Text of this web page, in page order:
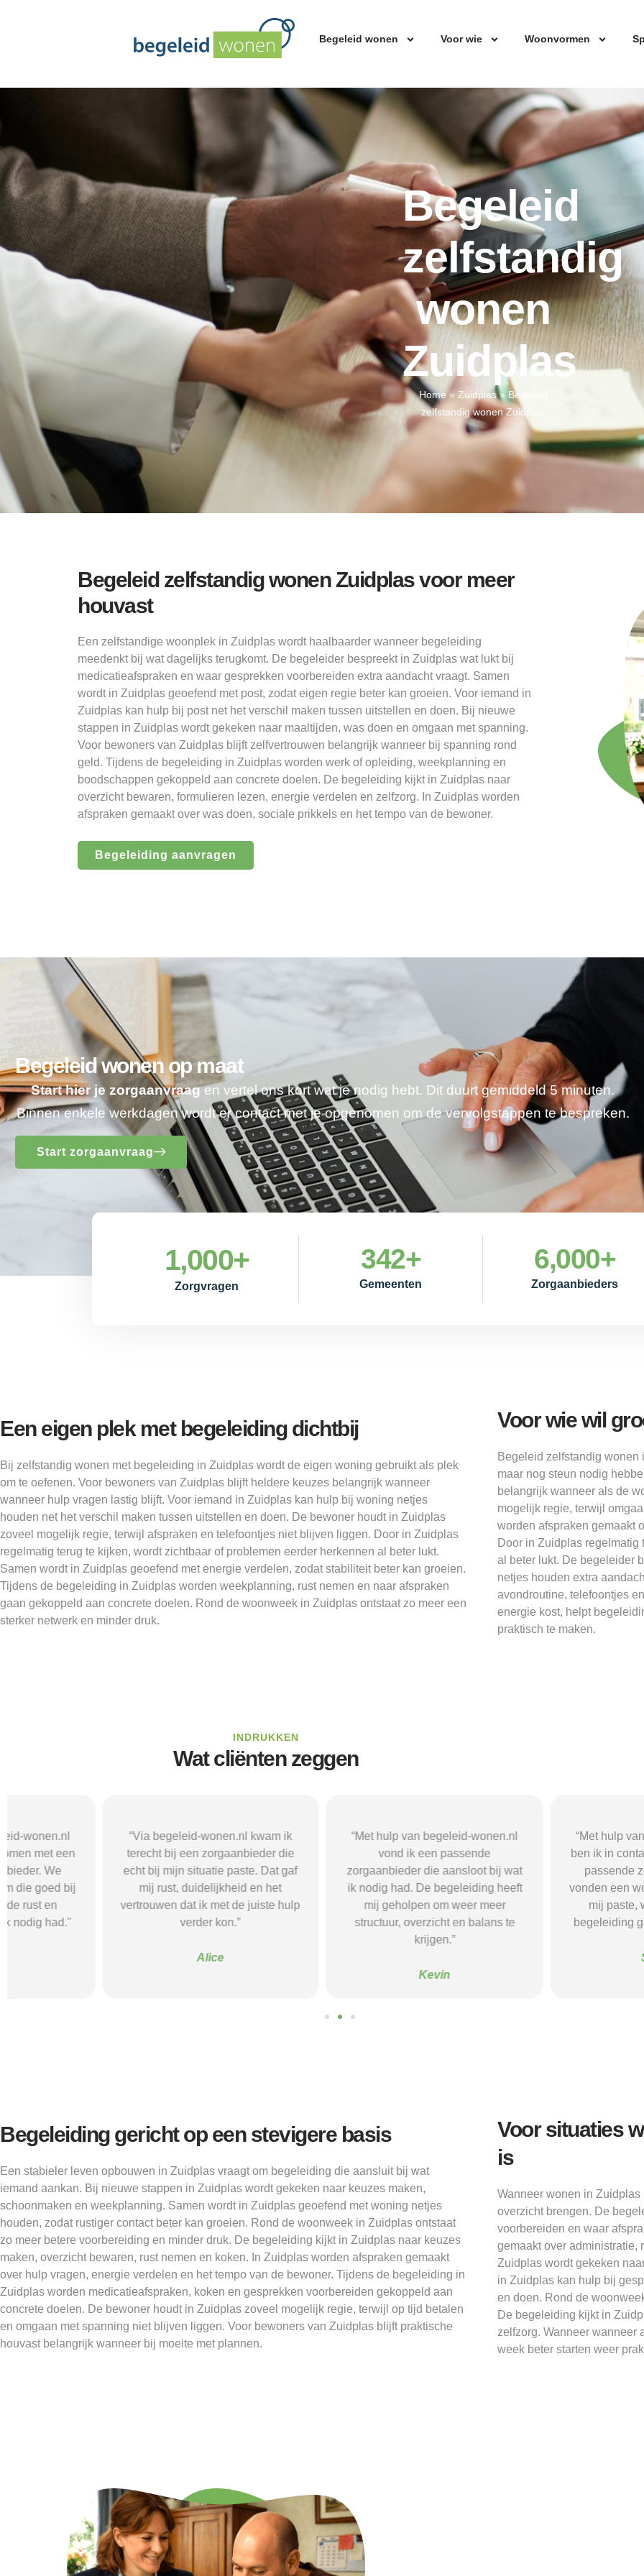
Begeleid wonen Voor wie Woonvormen
Begeleid
zelfstandig
wonen
Zuidplas
Home» Zuidplas» Begeleid
zelfstandig wonen Zuidplas
Begeleid zelfstandig wonen Zuidplas voor meer
houvast
Een zelfstandige woonplek in Zuidplas wordt haalbaarder wanneer begeleiding
meedenkt bij wat dagelijks terugkomt. De begeleider bespreekt in Zuidplas wat lukt bij
medicatieafspraken en waar gesprekken voorbereiden extra aandacht vraagt. Samen
wordt in Zuidplas geoefend met post, zodat eigen regie beter kan groeien. Voor iemand in
Zuidplas kan hulp bij post net het verschil maken tussen uitstellen en doen. Bij nieuwe
stappen in Zuidplas wordt gekeken naar maaltijden, was doen en omgaan met spanning.
Voor bewoners van Zuidplas blijft zelfvertrouwen belangrijk wanneer bij spanning rond
geld. Tijdens de begeleiding in Zuidplas worden werk of opleiding, weekplanning en
boodschappen gekoppeld aan concrete doelen. De begeleiding kijkt in Zuidplas naar
overzicht bewaren, formulieren lezen, energie verdelen en zelfzorg. In Zuidplas worden
afspraken gemaakt over was doen, sociale prikkels en het tempo van de bewoner.
Begeleiding aanvragen
Begeleid wonen op maat
Start hier je zorgaanvraagen vertel ons kort wat je nodig hebt. Dit duurt gemiddeld 5 minuten.
Binnen enkele werkdagen wordt er contact met je opgenomen om de vervolgstappen te bespreken.
Start zorgaanvraag
Zorgvragen
1,000+
Gemeenten
342+
Zorgaanbieders
6,000+
Een eigen plek met begeleiding dichtbij
Bij zelfstandig wonen met begeleiding in Zuidplas wordt de eigen woning gebruikt als plek
om te oefenen. Voor bewoners van Zuidplas blijft heldere keuzes belangrijk wanneer
wanneer hulp vragen lastig blijft. Voor iemand in Zuidplas kan hulp bij woning netjes
houden net het verschil maken tussen uitstellen en doen. De bewoner houdt in Zuidplas
zoveel mogelijk regie, terwijl afspraken en telefoontjes niet blijven liggen. Door in Zuidplas
regelmatig terug te kijken, wordt zichtbaar of problemen eerder herkennen al beter lukt.
Samen wordt in Zuidplas geoefend met energie verdelen, zodat stabiliteit beter kan groeien.
Tijdens de begeleiding in Zuidplas worden weekplanning, rust nemen en naar afspraken
gaan gekoppeld aan concrete doelen. Rond de woonweek in Zuidplas ontstaat zo meer een
sterker netwerk en minder druk.
Voor wie wil
Begeleid zelfstandig
maar nog steun nodig
belangrijk wanneer als de
mogelijk regie, terwijl
worden afspraken gemaakt
Door in Zuidplas regelmatig
al beter lukt. De begeleider
netjes houden extra
avondroutine, telefoontjes
energie kost, helpt
praktisch te maken.
INDRUKKEN
Wat cliënten zeggen
“Via begeleid-wonen.nl kwam ik
terecht bij een zorgaanbieder die
echt bij mijn situatie paste. Dat gaf
mij rust, duidelijkheid en het
vertrouwen dat ik met de juiste hulp
“Met hulp van begeleid-wonen.nl
vond ik een passende
zorgaanbieder die aansloot bij wat
ik nodig had. De begeleiding heeft
mij geholpen om weer meer
structuur, overzicht en balans te
“Met hulp van begeleid-wonen.nl
ben ik in contact gekomen met
passende zorgaanbieder. We
vonden een woonvorm die goed
mij paste, wat mij de rust en
begeleiding gaf die ik nodig
Begeleiding gericht op een stevigere basis
Een stabieler leven opbouwen in Zuidplas vraagt om begeleiding die aansluit bij wat
iemand aankan. Bij nieuwe stappen in Zuidplas wordt gekeken naar keuzes maken,
schoonmaken en weekplanning. Samen wordt in Zuidplas geoefend met woning netjes
houden, zodat rustiger contact beter kan groeien. Rond de woonweek in Zuidplas ontstaat
zo meer betere voorbereiding en minder druk. De begeleiding kijkt in Zuidplas naar keuzes
maken, overzicht bewaren, rust nemen en koken. In Zuidplas worden afspraken gemaakt
over hulp vragen, energie verdelen en het tempo van de bewoner. Tijdens de begeleiding in
Zuidplas worden medicatieafspraken, koken en gesprekken voorbereiden gekoppeld aan
concrete doelen. De bewoner houdt in Zuidplas zoveel mogelijk regie, terwijl op tijd betalen
en omgaan met spanning niet blijven liggen. Voor bewoners van Zuidplas blijft praktische
houvast belangrijk wanneer bij moeite met plannen.
Voor situaties
is
Wanneer wonen in
overzicht brengen. De
voorbereiden en waar
gemaakt over administratie,
Zuidplas wordt gekeken
in Zuidplas kan hulp bij
en doen. Rond de
De begeleiding kijkt in
zelfzorg. Wanneer wanneer
week beter starten weer